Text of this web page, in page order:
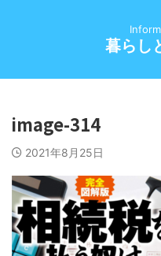
暮らし
image-314
2021年8月25日